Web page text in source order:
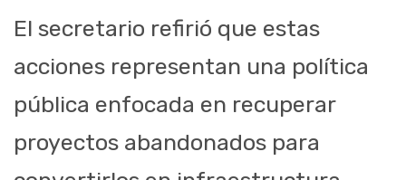
El secretario refirió que estas
acciones representan una política
pública enfocada en recuperar
proyectos abandonados para